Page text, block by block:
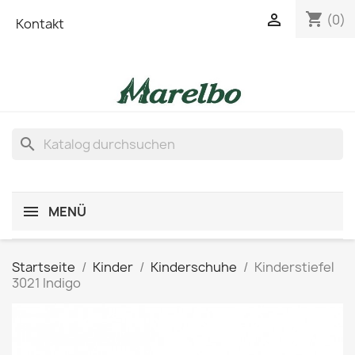
Kontakt shopping_cart (0)

search
MENÜ
Startseite Kinder Kinderschuhe
Kinderstiefel
3021 Indigo